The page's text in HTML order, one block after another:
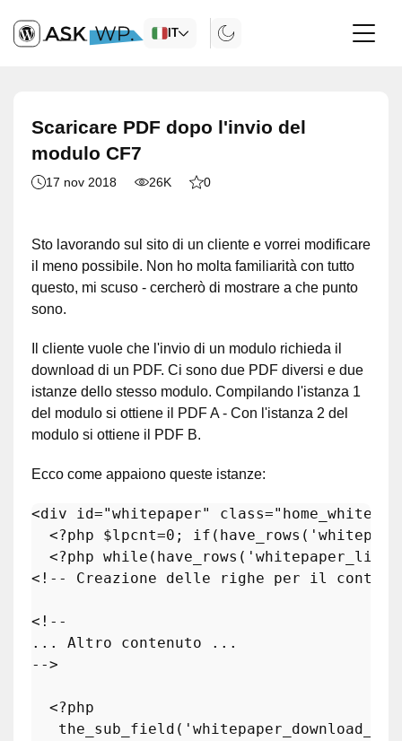
IT
Scaricare PDF dopo l'invio del
modulo CF7
17 nov 2018 26K 0
Sto lavorando sul sito di un cliente e vorrei modificare
il meno possibile. Non ho molta familiarità con tutto
questo, mi scuso - cercherò di mostrare a che punto
sono.
Il cliente vuole che l'invio di un modulo richieda il
download di un PDF. Ci sono due PDF diversi e due
istanze dello stesso modulo. Compilando l'istanza 1
del modulo si ottiene il PDF A - Con l'istanza 2 del
modulo si ottiene il PDF B.
Ecco come appaiono queste istanze:
<div id="whitepaper" class=
<?php
$lpcnt=0 ; if ( have_rows (
<?php while ( have_rows ( 'whitepaper_list'
<!-- Creazione delle righe per il
<!--
... Altro contenuto ...
-->
<?php
the_sub_field (